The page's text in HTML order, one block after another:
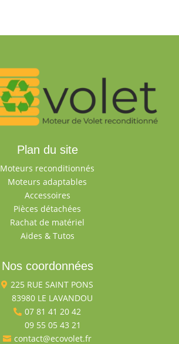
Plan du site
Moteurs reconditionnés
Moteurs adaptables
Accessoires
Pièces détachées
Rachat de matériel
Aides & Tutos
Nos coordonnées
 225 RUE SAINT PONS
83980 LE LAVANDOU
 07 81 41 20 42
09 55 05 43 21
 contact@ecovolet.fr